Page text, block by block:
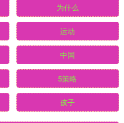
为什么
运动
中国
5策略
孩子